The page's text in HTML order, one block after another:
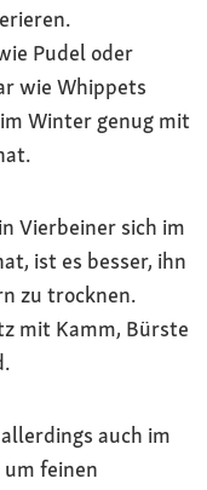
Pudel oder
wie Whippets
Winter genug mit
Vierbeiner sich im
ist es besser, ihn
zu trocknen.
mit Kamm, Bürste
auch im
feinen